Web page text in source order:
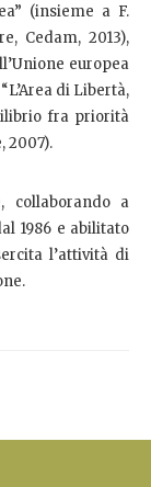
(insieme a F.
Cedam, 2013),
europea
di Libertà,
fra priorità
2007).
collaborando a
1986 e abilitato
l’attività di